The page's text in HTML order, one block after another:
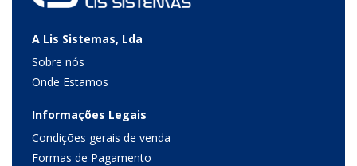
A Lis Sistemas, Lda
Sobre nós
Onde Estamos
Informações Legais
Condições gerais de venda
Formas de Pagamento